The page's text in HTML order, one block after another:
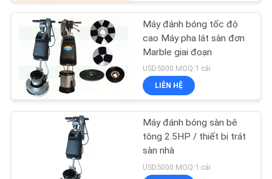
Máy đánh bóng tốc độ
cao Máy pha lát sàn đơn
Marble giai đoạn
USD5000 MOQ:1 cái
LIÊN HỆ
Máy đánh bóng sàn bê
tông 2.5HP / thiết bị trát
sàn nhà
USD5000 MOQ:1 cái